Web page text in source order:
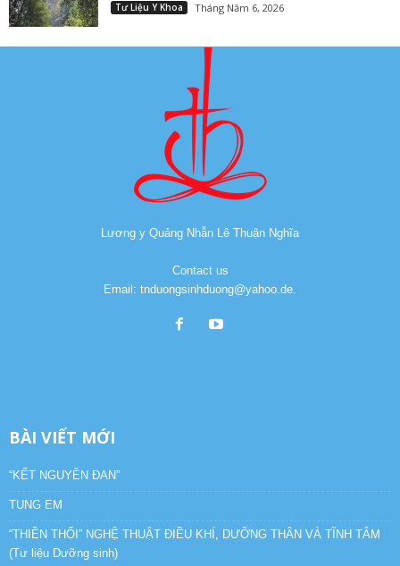
Tư Liệu Y Khoa Tháng Năm 6, 2026
Lương y Quảng Nhẫn Lê Thuận Nghĩa
Contact us
Email: tnduongsinhduong@yahoo.de.
BÀI VIẾT MỚI
“KẾT NGUYÊN ĐAN”
TỤNG EM
“THIỀN THỔI” NGHỆ THUẬT ĐIỀU KHÍ, DƯỠNG THÂN VÀ TĨNH TÂM
(Tư liệu Dưỡng sinh)